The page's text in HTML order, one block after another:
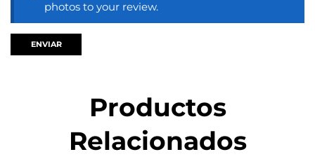
photos to your review.
Productos
Relacionados